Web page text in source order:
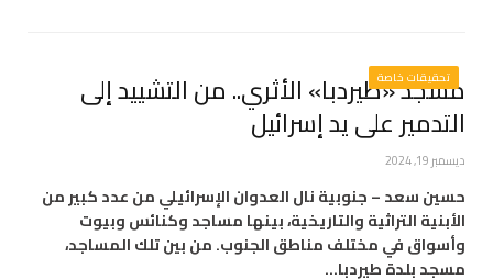
تحقيقات خاصة
مسجد «طيردبا» الأثري.. من التشييد إلى
التدمير على يد إسرائيل
ديسمبر 19, 2024
حسين سعد – جنوبية نال العدوان الإسرائيلي من عدد كبير من
الأبنية التراثية والتاريخية، بينها مساجد وكنائس وبيوت
وأسواق في مختلف مناطق الجنوب. من بين تلك المساجد،
مسجد بلدة طيردبا…